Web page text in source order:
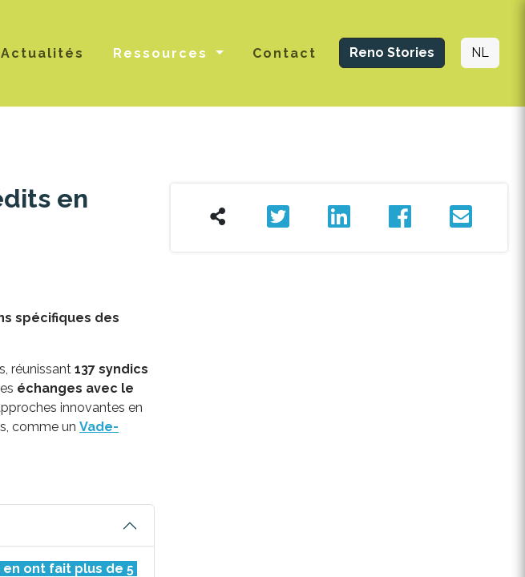
Actualités Ressources Contact Reno Stories NL
en
spécifiques des
réunissant 137 syndics
échanges avec le
innovantes en
comme un Vade-
en ont fait plus de 5